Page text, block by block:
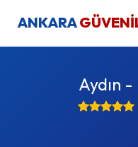
ANKARA
Aydın